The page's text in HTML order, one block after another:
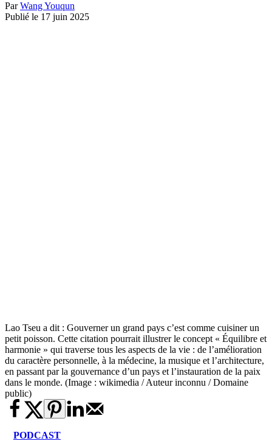
ParWang Youqun
Publié le 17 juin 2025
Lao Tseu a dit : Gouverner un grand pays c’est comme cuisiner un
petit poisson. Cette citation pourrait illustrer le concept « Équilibre et
harmonie » qui traverse tous les aspects de la vie : de l’amélioration
du caractère personnelle, à la médecine, la musique et l’architecture,
en passant par la gouvernance d’un pays et l’instauration de la paix
dans le monde. (Image : wikimedia / Auteur inconnu / Domaine
public)
PODCAST